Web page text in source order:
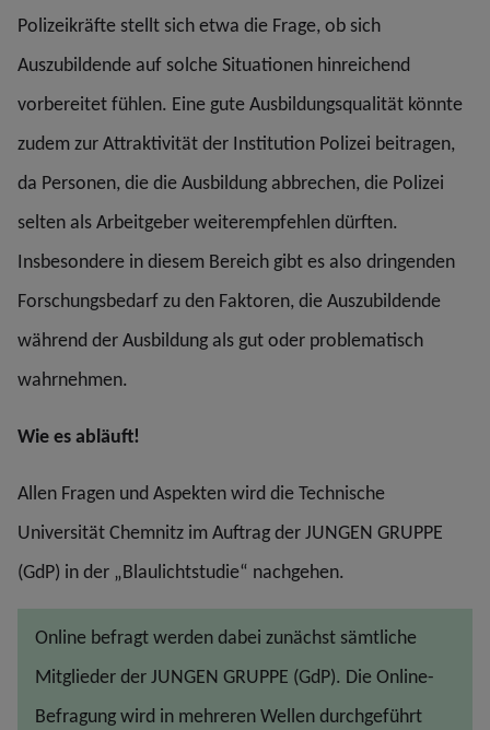
Polizeikräfte stellt sich etwa die Frage, ob sich
Auszubildende auf solche Situationen hinreichend
vorbereitet fühlen. Eine gute Ausbildungsqualität könnte
zudem zur Attraktivität der Institution Polizei beitragen,
da Personen, die die Ausbildung abbrechen, die Polizei
selten als Arbeitgeber weiterempfehlen dürften.
Insbesondere in diesem Bereich gibt es also dringenden
Forschungsbedarf zu den Faktoren, die Auszubildende
während der Ausbildung als gut oder problematisch
wahrnehmen.
Wie es abläuft!
Allen Fragen und Aspekten wird die Technische
Universität Chemnitz im Auftrag der JUNGEN GRUPPE
(GdP) in der „Blaulichtstudie“ nachgehen.
Online befragt werden dabei zunächst sämtliche
Mitglieder der JUNGEN GRUPPE (GdP). Die Online-
Befragung wird in mehreren Wellen durchgeführt